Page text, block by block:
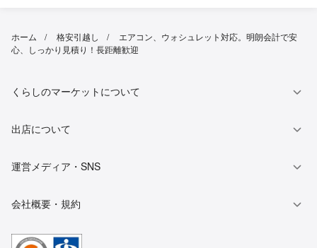
ホーム 格安引越し
エアコン、ウォシュレット対応。明朗会計で安
心、しっかり見積り！長距離歓迎
くらしのマーケットについて
出店について
運営メディア・SNS
会社概要・規約